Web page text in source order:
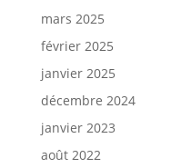
mars 2025
février 2025
janvier 2025
décembre 2024
janvier 2023
août 2022